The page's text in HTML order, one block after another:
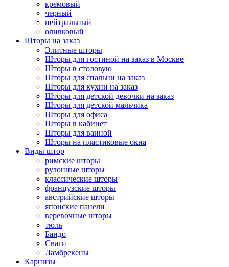
кремовый
черный
нейтральный
оливковый
Шторы на заказ
Элитные шторы
Шторы для гостиной на заказ в Москве
Шторы в столовую
Шторы для спальни на заказ
Шторы для кухни на заказ
Шторы для детской девочки на заказ
Шторы для детской мальчика
Шторы для офиса
Шторы в кабинет
Шторы для ванной
Шторы на пластиковые окна
Виды штор
римские шторы
рулонные шторы
классические шторы
французские шторы
австрийские шторы
японские панели
веревочные шторы
тюль
Бандо
Сваги
Ламбрекены
Карнизы